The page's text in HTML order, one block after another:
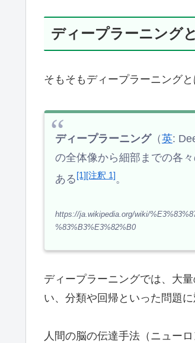
ディープラーニング
そもそもディープラーニング
ディープラーニング（英:
の全体像から細部までの各
ある[1][注釈 1]。
https://ja.wikipedia.org/wiki/
%83%B3%E3%82%B0
ディープラーニングでは、大
い、分類や回帰といった問題
人間の脳の伝達手法（ニュー